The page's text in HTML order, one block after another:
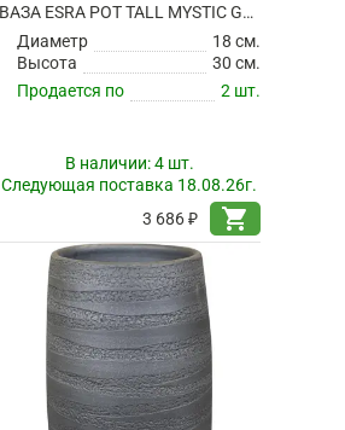
ВАЗА ESRA POT TALL MYSTIC GREY
Диаметр
18 см.
Высота
30 см.
Продается по
2 шт.
В наличии:4 шт.
Следующая поставка 18.08.26г.
3 686 ₽
shopping_cart